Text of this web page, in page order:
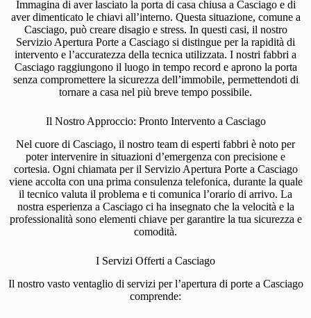
Immagina di aver lasciato la porta di casa chiusa a Casciago e di
aver dimenticato le chiavi all’interno. Questa situazione, comune a
Casciago, può creare disagio e stress. In questi casi, il nostro
Servizio Apertura Porte a Casciago si distingue per la rapidità di
intervento e l’accuratezza della tecnica utilizzata. I nostri fabbri a
Casciago raggiungono il luogo in tempo record e aprono la porta
senza compromettere la sicurezza dell’immobile, permettendoti di
tornare a casa nel più breve tempo possibile.
Il Nostro Approccio: Pronto Intervento a Casciago
Nel cuore di Casciago, il nostro team di esperti fabbri è noto per
poter intervenire in situazioni d’emergenza con precisione e
cortesia. Ogni chiamata per il Servizio Apertura Porte a Casciago
viene accolta con una prima consulenza telefonica, durante la quale
il tecnico valuta il problema e ti comunica l’orario di arrivo. La
nostra esperienza a Casciago ci ha insegnato che la velocità e la
professionalità sono elementi chiave per garantire la tua sicurezza e
comodità.
I Servizi Offerti a Casciago
Il nostro vasto ventaglio di servizi per l’apertura di porte a Casciago
comprende: